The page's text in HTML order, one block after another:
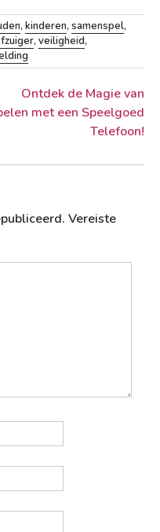
, kinderen, samenspel,
, veiligheid,
Ontdek de Magie van
met een Speelgoed
Telefoon!
Vereiste